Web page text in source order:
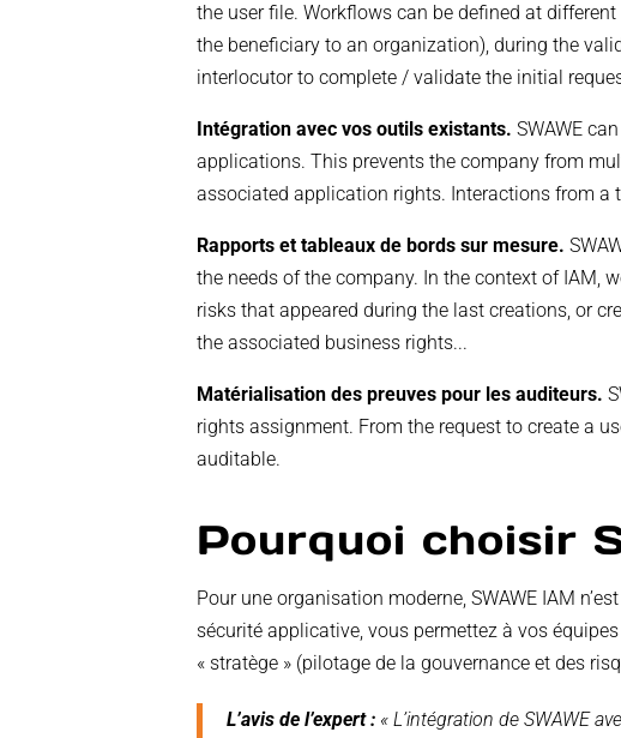
the user file. Workflows can be defined at
the beneficiary to an organization), during the
interlocutor to complete / validate the initial
Intégration avec vos outils existants. SWAWE
applications. This prevents the company from
associated application rights. Interactions from a
Rapports et tableaux de bords sur mesure.
the needs of the company. In the context of IAM,
risks that appeared during the last creations, or
the associated business rights...
Matérialisation des preuves pour les auditeurs.
rights assignment. From the request to create a
auditable.
Pourquoi choisir
Pour une organisation moderne, SWAWE IAM
sécurité applicative, vous permettez à vos
« stratège » (pilotage de la gouvernance et des
L’avis de l’expert :« L’intégration de SWAWE